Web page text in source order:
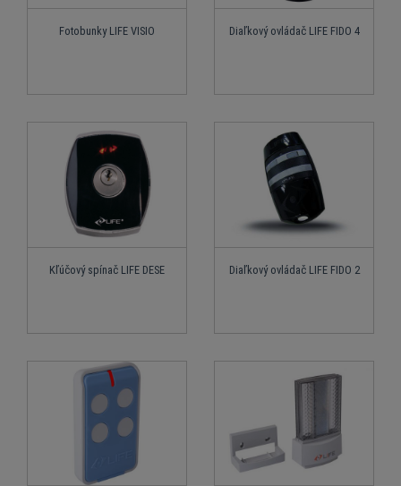
Fotobunky LIFE VISIO Diaľkový ovládač LIFE FIDO 4
Kľúčový spínač LIFE DESE Diaľkový ovládač LIFE FIDO 2